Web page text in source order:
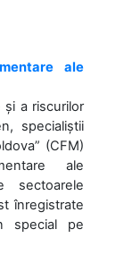
ale
a riscurilor
specialiștii
(CFM)
ale
sectoarele
înregistrate
special pe